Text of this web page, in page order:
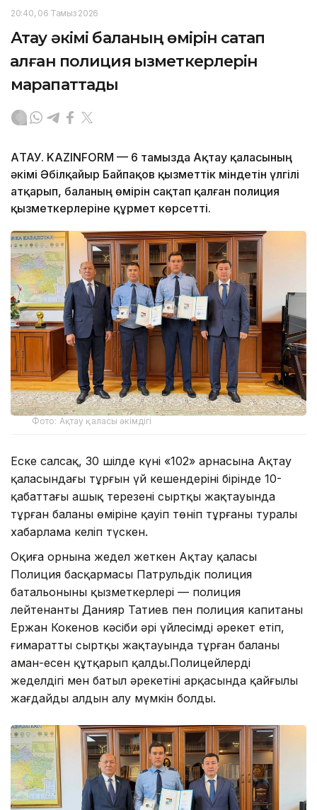
20:40, 06 Тамыз 2026
Ақтау әкімі баланың өмірін сақтап
қалған полиция қызметкерлерін
марапаттады
АҚТАУ. KAZINFORM — 6 тамызда Ақтау қаласының
әкімі Әбілқайыр Байпақов қызметтік міндетін үлгілі
атқарып, баланың өмірін сақтап қалған полиция
қызметкерлеріне құрмет көрсетті.
Фото: Ақтау қаласы әкімдігі
Еске салсақ, 30 шілде күні «102» арнасына Ақтау
қаласындағы тұрғын үй кешендерінің бірінде 10-
қабаттағы ашық терезенің сыртқы жақтауында
тұрған баланың өміріне қауіп төніп тұрғаны туралы
хабарлама келіп түскен.
Оқиға орнына жедел жеткен Ақтау қаласы
Полиция басқармасы Патрульдік полиция
батальонының қызметкерлері — полиция
лейтенанты Данияр Татиев пен полиция капитаны
Ержан Кокенов кәсіби әрі үйлесімді әрекет етіп,
ғимараттың сыртқы жақтауында тұрған баланы
аман-есен құтқарып қалды.Полицейлердің
жеделдігі мен батыл әрекетінің арқасында қайғылы
жағдайдың алдын алу мүмкін болды.